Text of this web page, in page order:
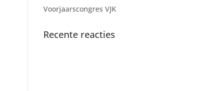
Voorjaarscongres VJK
Recente reacties